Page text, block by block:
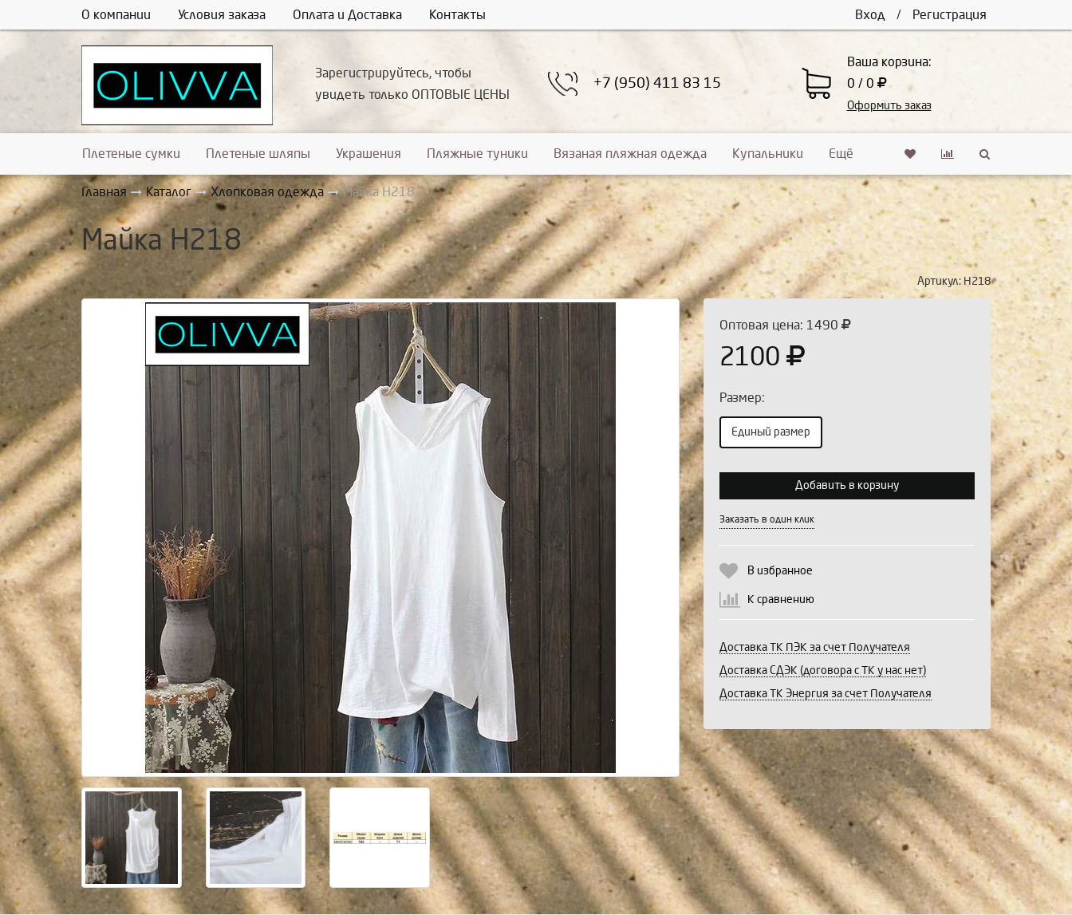
О компании Условия заказа Оплата и Доставка Контакты Вход / Регистрация
Зарегистрируйтесь, чтобы
увидеть только ОПТОВЫЕ ЦЕНЫ
+7 (950) 411 83 15
Ваша корзина:
0 / 0
Оформить заказ
Плетеные сумки Плетеные шляпы Украшения Пляжные туники Вязаная пляжная одежда Купальники Ещё
Главная Каталог Хлопковая одежда Майка Н218
Майка Н218
Артикул: Н218
Оптовая цена: 1490
2100
Размер:
Единый размер
Выберите количество:
Продолжить Отмена
Добавить в корзину
Заказать в один клик
В избранное
К сравнению
Доставка ТК ПЭК за счет Получателя
Доставка СДЭК (договора с ТК у нас нет)
Доставка ТК Энергия за счет Получателя